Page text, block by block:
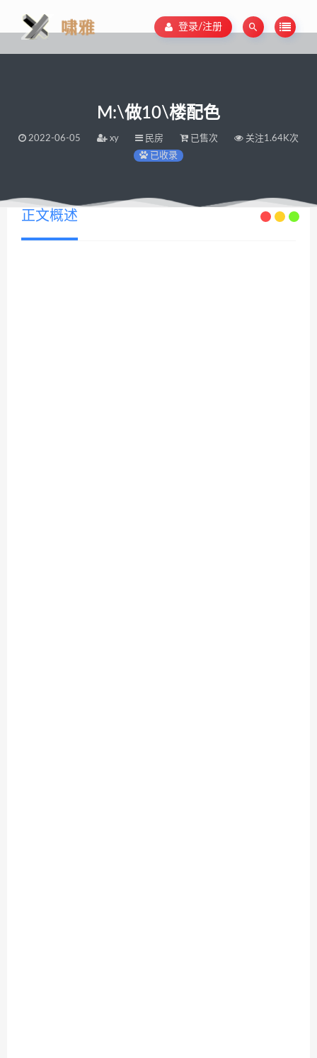
登录/注册
M:\做10\楼配色
2022-06-05 xy 民房 已售次
关注1.64K次
已收录
正文概述